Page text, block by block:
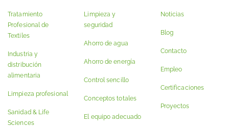
Tratamiento
Profesional de
Textiles
Industria y
distribución
alimentaria
Limpieza profesional
Sanidad & Life
Sciences
Limpieza y
seguridad
Ahorro de agua
Ahorro de energía
Control sencillo
Conceptos totales
El equipo adecuado
Noticias
Blog
Contacto
Empleo
Certificaciones
Proyectos